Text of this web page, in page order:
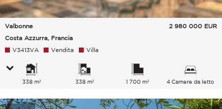
Valbonne
Costa Azzurra, Francia
2 980 000 EUR
V3413VA Vendita Villa
338 m² 338 m² 1 700 m² 4 Camere da letto